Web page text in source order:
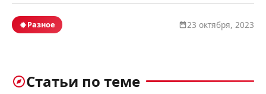
Разное 23 октября, 2023
Статьи по теме